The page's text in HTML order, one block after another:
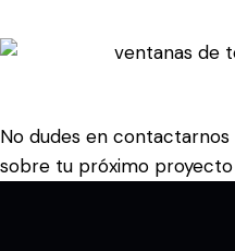
No dudes en contactarnos
sobre tu próximo proyecto